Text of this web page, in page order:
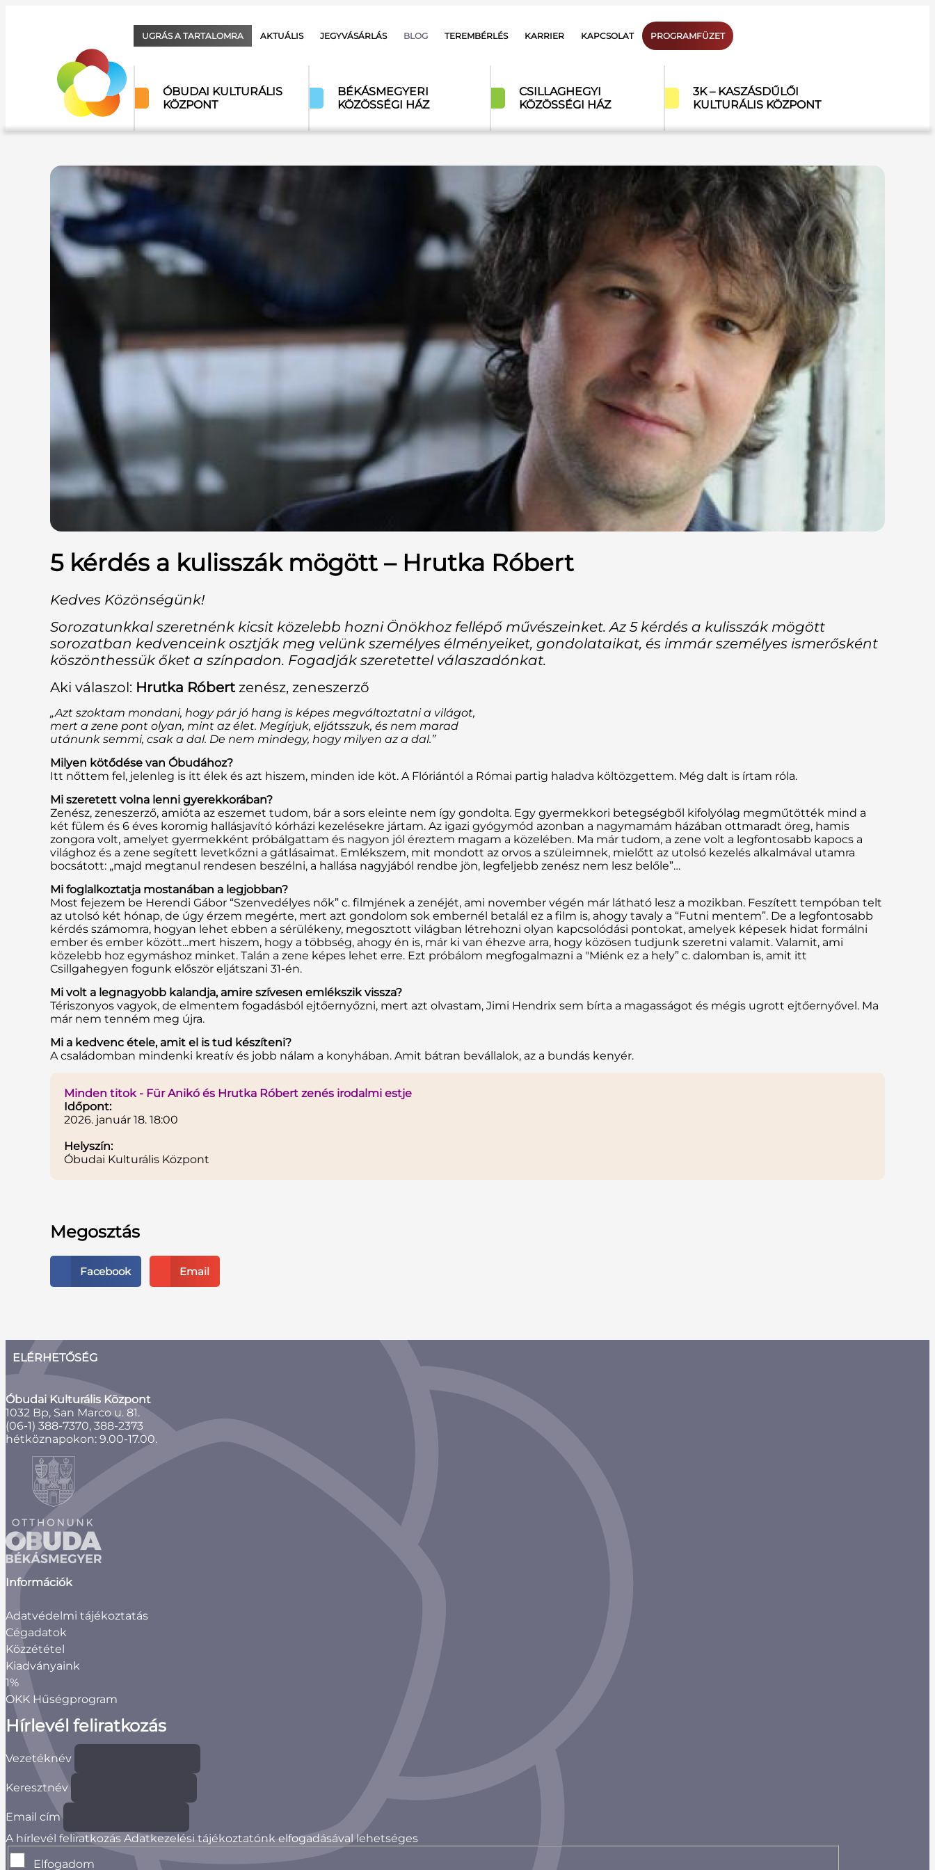
UGRÁS A TARTALOMRA AKTUÁLIS JEGYVÁSÁRLÁS BLOG TEREMBÉRLÉS KARRIER KAPCSOLAT PROGRAMFÜZET
ÓBUDAI KULTURÁLIS
KÖZPONT
BÉKÁSMEGYERI
KÖZÖSSÉGI HÁZ
CSILLAGHEGYI
KÖZÖSSÉGI HÁZ
3K – KASZÁSDŰLŐI
KULTURÁLIS KÖZPONT
5 kérdés a kulisszák mögött – Hrutka Róbert
Kedves Közönségünk!
Sorozatunkkal szeretnénk kicsit közelebb hozni Önökhoz fellépő művészeinket. Az 5 kérdés a kulisszák mögött
sorozatban kedvenceink osztják meg velünk személyes élményeiket, gondolataikat, és immár személyes ismerősként
köszönthessük őket a színpadon. Fogadják szeretettel válaszadónkat.
Aki válaszol: Hrutka Róbertzenész, zeneszerző
„Azt szoktam mondani, hogy pár jó hang is képes megváltoztatni a világot,
mert a zene pont olyan, mint az élet. Megírjuk, eljátsszuk, és nem marad
utánunk semmi, csak a dal. De nem mindegy, hogy milyen az a dal.”
Milyen kötődése van Óbudához?
Itt nőttem fel, jelenleg is itt élek és azt hiszem, minden ide köt. A Flóriántól a Római partig haladva költözgettem. Még dalt is írtam róla.
Mi szeretett volna lenni gyerekkorában?
Zenész, zeneszerző, amióta az eszemet tudom, bár a sors eleinte nem így gondolta. Egy gyermekkori betegségből kifolyólag megműtötték mind a
két fülem és 6 éves koromig hallásjavító kórházi kezelésekre jártam. Az igazi gyógymód azonban a nagymamám házában ottmaradt öreg, hamis
zongora volt, amelyet gyermekként próbálgattam és nagyon jól éreztem magam a közelében. Ma már tudom, a zene volt a legfontosabb kapocs a
világhoz és a zene segített levetkőzni a gátlásaimat. Emlékszem, mit mondott az orvos a szüleimnek, mielőtt az utolsó kezelés alkalmával utamra
bocsátott: „majd megtanul rendesen beszélni, a hallása nagyjából rendbe jön, legfeljebb zenész nem lesz belőle”…
Mi foglalkoztatja mostanában a legjobban?
Most fejezem be Herendi Gábor “Szenvedélyes nők” c. filmjének a zenéjét, ami november végén már látható lesz a mozikban. Feszített tempóban telt
az utolsó két hónap, de úgy érzem megérte, mert azt gondolom sok embernél betalál ez a film is, ahogy tavaly a “Futni mentem”. De a legfontosabb
kérdés számomra, hogyan lehet ebben a sérülékeny, megosztott világban létrehozni olyan kapcsolódási pontokat, amelyek képesek hidat formálni
ember és ember között...mert hiszem, hogy a többség, ahogy én is, már ki van éhezve arra, hogy közösen tudjunk szeretni valamit. Valamit, ami
közelebb hoz egymáshoz minket. Talán a zene képes lehet erre. Ezt próbálom megfogalmazni a "Miénk ez a hely” c. dalomban is, amit itt
Csillgahegyen fogunk először eljátszani 31-én.
Mi volt a legnagyobb kalandja, amire szívesen emlékszik vissza?
Tériszonyos vagyok, de elmentem fogadásból ejtőernyőzni, mert azt olvastam, Jimi Hendrix sem bírta a magasságot és mégis ugrott ejtőernyővel. Ma
már nem tenném meg újra.
Mi a kedvenc étele, amit el is tud készíteni?
A családomban mindenki kreatív és jobb nálam a konyhában. Amit bátran bevállalok, az a bundás kenyér.
Minden titok - Für Anikó és Hrutka Róbert zenés irodalmi estje
Időpont:
2026. január 18. 18:00
Helyszín:
Óbudai Kulturális Központ
Megosztás
Facebook Email
ELÉRHETŐSÉG
Óbudai Kulturális Központ
1032 Bp, San Marco u. 81.
(06-1) 388-7370, 388-2373
hétköznapokon: 9.00-17.00.
Információk
Adatvédelmi tájékoztatás
Cégadatok
Közzététel
Kiadványaink
1%
OKK Hűségprogram
Hírlevél feliratkozás
Vezetéknév
Keresztnév
Email cím
A hírlevél feliratkozás Adatkezelési tájékoztatónk elfogadásával lehetséges
Elfogadom